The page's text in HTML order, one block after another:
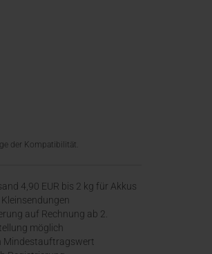
der Kompatibilität.
4,90 EUR bis 2 kg für Akkus
auf Rechnung ab 2.
möglich
Mindestauftragswert